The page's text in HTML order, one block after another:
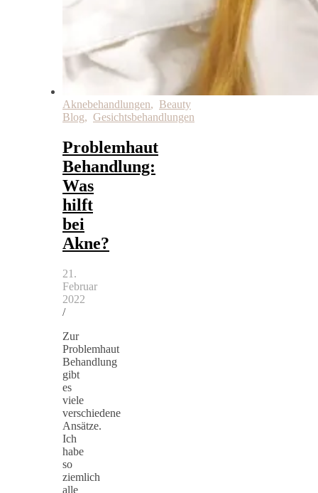
Aknebehandlungen, Beauty
Blog, Gesichtsbehandlungen
Problemhaut
Behandlung:
Was
hilft
bei
Akne?
21.
Februar
2022
/
Zur
Problemhaut
Behandlung
gibt
es
viele
verschiedene
Ansätze.
Ich
habe
so
ziemlich
alle